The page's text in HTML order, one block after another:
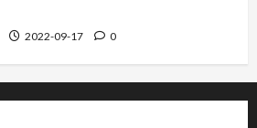
2022-09-17 0